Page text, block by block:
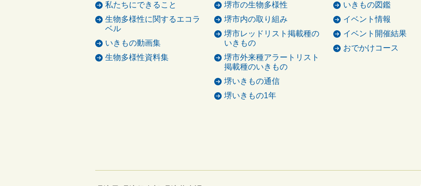
私たちにできること
生物多様性に関するエコラ
ベル
いきもの動画集
生物多様性資料集
堺市の生物多様性
堺市内の取り組み
堺市レッドリスト掲載種の
いきもの
堺市外来種アラートリスト
掲載種のいきもの
堺いきもの通信
堺いきもの1年
いきもの図鑑
イベント情報
イベント開催結果
おでかけコース